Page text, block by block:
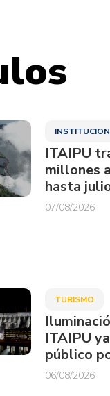
ITAIPU
millones
hasta
07/08/2026
TURISMO
ITAIPU
público
06/08/2026